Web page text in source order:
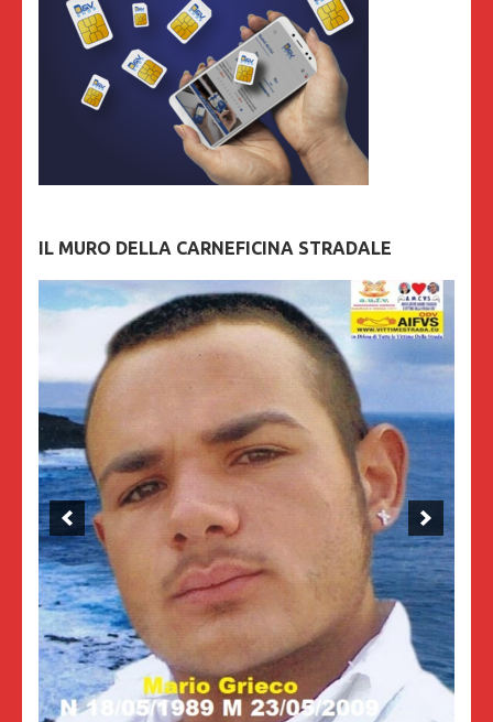
IL MURO DELLA CARNEFICINA STRADALE